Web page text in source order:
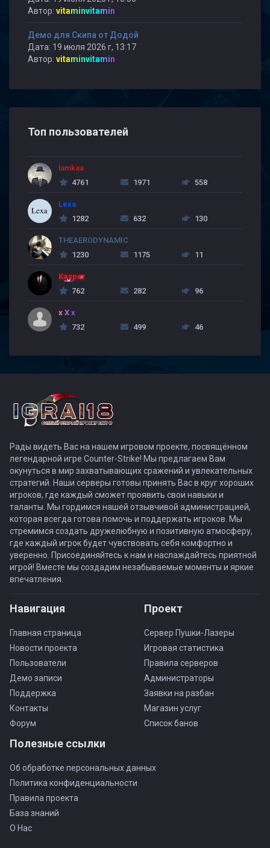
Автор: vitaminvitamin
Демо для Скипа от Додой
Дата: 19 июля 2026 г, 13:17
Автор: vitaminvitamin
Топ пользователей
lamkaa
4761
1971 558
Lexa
1282
632 130
THEAERODYNAMIC
1230
1175 11
Kasper
762
282 96
x X x
732
499 46
Рады видеть Вас на нашем игровом проекте, посвящённом
легендарной игре Counter-Strike! Мы предлагаем Вам
окунуться в мир захватывающих сражений и увлекательных
стратегий. Наши серверы готовы принять Вас в круг хороших
игроков, где каждый сможет проявить свои навыки и
таланты. Мы гордимся нашей отзывчивой администрацией,
которая всегда готова помочь и поддержать игроков. Мы
стремимся создать дружелюбную и позитивную атмосферу,
где каждый игрок будет чувствовать себя комфортно и
уверенно. Присоединяйтесь к нам и наслаждайтесь приятной
игрой! Вместе мы создадим незабываемые моменты и яркие
впечатления.
Навигация
Главная страница
Новости проекта
Пользователи
Демо записи
Поддержка
Контакты
Форум
Проект
Сервер Пушки-Лазеры
Игровая статистика
Правила серверов
Администраторы
Заявки на разбан
Магазин услуг
Список банов
Полезные ссылки
Об обработке персональных данных
Политика конфиденциальности
Правила проекта
База знаний
О Нас